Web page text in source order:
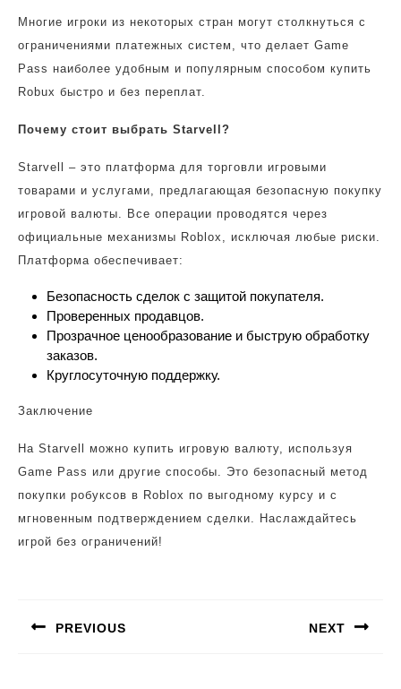
Многие игроки из некоторых стран могут столкнуться с
ограничениями платежных систем, что делает Game
Pass наиболее удобным и популярным способом купить
Robux быстро и без переплат.
Почему стоит выбрать Starvell?
Starvell – это платформа для торговли игровыми
товарами и услугами, предлагающая безопасную покупку
игровой валюты. Все операции проводятся через
официальные механизмы Roblox, исключая любые риски.
Платформа обеспечивает:
Безопасность сделок с защитой покупателя.
Проверенных продавцов.
Прозрачное ценообразование и быструю обработку
заказов.
Круглосуточную поддержку.
Заключение
На Starvell можно купить игровую валюту, используя
Game Pass или другие способы. Это безопасный метод
покупки робуксов в Roblox по выгодному курсу и с
мгновенным подтверждением сделки. Наслаждайтесь
игрой без ограничений!
записям
PREVIOUS NEXT